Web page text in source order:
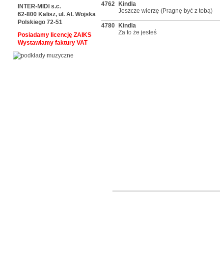
4762
Kindla
Jeszcze wierzę (Pragnę być z tobą)
4780
Kindla
Za to że jesteś
INTER-MIDI s.c.
62-800 Kalisz, ul. Al. Wojska
Polskiego 72-51
Posiadamy licencję ZAIKS
Wystawiamy faktury VAT